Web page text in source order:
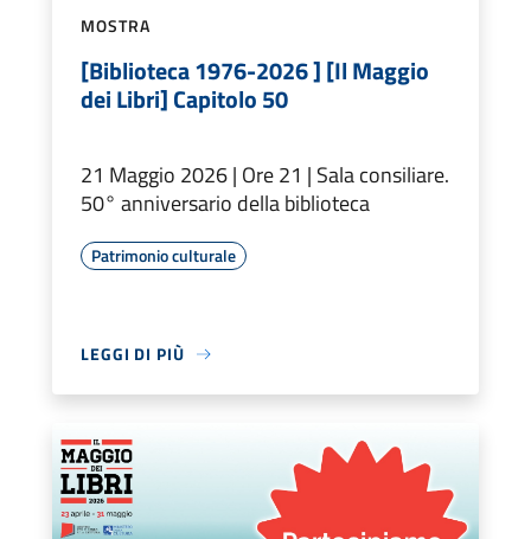
MOSTRA
[Biblioteca 1976-2026 ] [Il Maggio
dei Libri] Capitolo 50
21 Maggio 2026 | Ore 21 | Sala consiliare.
50° anniversario della biblioteca
Patrimonio culturale
LEGGI DI PIÙ